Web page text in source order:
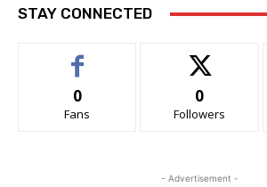
STAY CONNECTED
0
Fans
0
Followers
- Advertisement -